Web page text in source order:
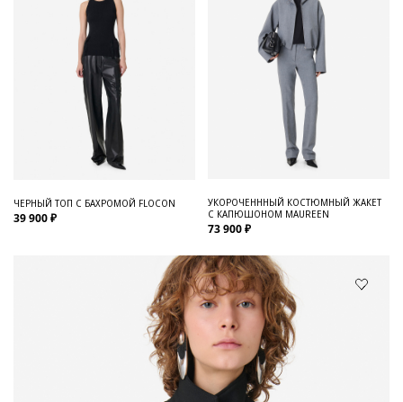
ЧЕРНЫЙ ТОП С БАХРОМОЙ FLOCON
39 900 ₽
УКОРОЧЕНННЫЙ КОСТЮМНЫЙ ЖАКЕТ
С КАПЮШОНОМ MAUREEN
73 900 ₽